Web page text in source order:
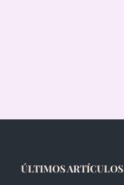
ÚLTIMOS ARTÍCULOS